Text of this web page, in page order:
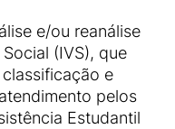
e/ou reanálise
(IVS), que
e
pelos
Estudantil